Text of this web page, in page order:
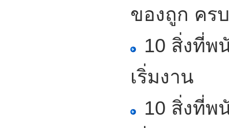
ของถูก คร
10 สิ่งที่พ
เริ่มงาน
10 สิ่งที่พ